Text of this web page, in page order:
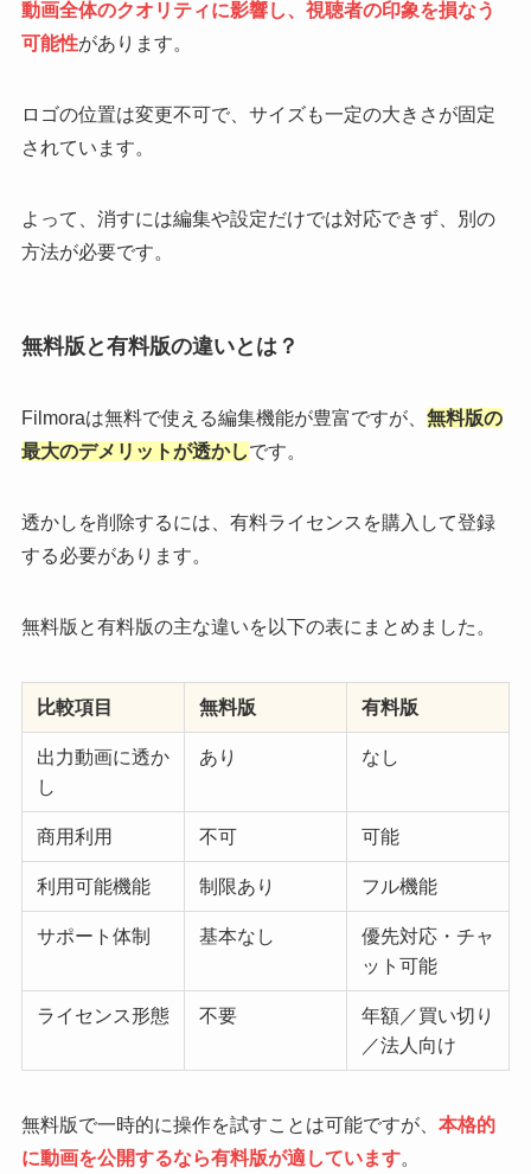
動画全体のクオリティに影響し、視聴者の印象を損なう
可能性があります。
ロゴの位置は変更不可で、サイズも一定の大きさが固定
されています。
よって、消すには編集や設定だけでは対応できず、別の
方法が必要です。
無料版と有料版の違いとは？
Filmoraは無料で使える編集機能が豊富ですが、 無料版の
最大のデメリットが透かしです。
透かしを削除するには、有料ライセンスを購入して登録
する必要があります。
無料版と有料版の主な違いを以下の表にまとめました。
比較項目 無料版 有料版
出力動画に透か
し
あり なし
商用利用 不可 可能
利用可能機能 制限あり フル機能
サポート体制 基本なし
優先対応・チャ
ット可能
ライセンス形態 不要
年額／買い切り
／法人向け
無料版で一時的に操作を試すことは可能ですが、 本格的
に動画を公開するなら有料版が適しています。